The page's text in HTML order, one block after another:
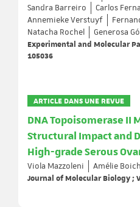
Sandra Barreiro
Carlos
Annemieke Verstuyf
Natacha Rochel
Generosa
Experimental and Molecular
105036
ARTICLE DANS UNE REVUE
DNA Topoisomerase II
Structural Impact and
High-grade Serous
Viola Mazzoleni Amélie
Journal of Molecular Biology ;